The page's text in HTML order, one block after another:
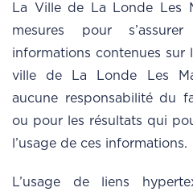
La Ville de La Londe Les
mesures pour
informations contenues sur
ville de La Londe Les
aucune responsabilité du
ou pour les résultats qui
l’usage de ces informations.
L’usage de liens